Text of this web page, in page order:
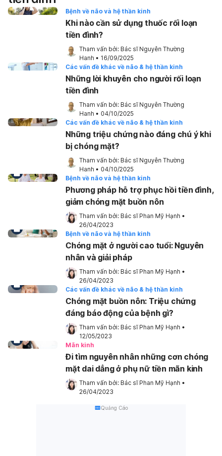
Bệnh về não và hệ thần kinh
Khi nào cần sử dụng thuốc rối loạn
tiền đình?
Tham vấn bởi: Bác sĩ Nguyễn Thường
Hanh • 16/09/2025
Các vấn đề khác về não & hệ thần kinh
Những lời khuyên cho người rối loạn
tiền đình
Tham vấn bởi: Bác sĩ Nguyễn Thường
Hanh • 04/10/2025
Các vấn đề khác về não & hệ thần kinh
Những triệu chứng nào đáng chú ý khi
bị chóng mặt?
Tham vấn bởi: Bác sĩ Nguyễn Thường
Hanh • 04/10/2025
Bệnh về não và hệ thần kinh
Phương pháp hỗ trợ phục hồi tiền đình,
giảm chóng mặt buồn nôn
Tham vấn bởi: Bác sĩ Phan Mỹ Hạnh •
26/04/2023
Bệnh về não và hệ thần kinh
Chóng mặt ở người cao tuổi: Nguyên
nhân và giải pháp
Tham vấn bởi: Bác sĩ Phan Mỹ Hạnh •
26/04/2023
Các vấn đề khác về não & hệ thần kinh
Chóng mặt buồn nôn: Triệu chứng
đáng báo động của bệnh gì?
Tham vấn bởi: Bác sĩ Phan Mỹ Hạnh •
12/05/2023
Mãn kinh
Đi tìm nguyên nhân những cơn chóng
mặt dai dẳng ở phụ nữ tiền mãn kinh
Tham vấn bởi: Bác sĩ Phan Mỹ Hạnh •
26/04/2023
Quảng Cáo